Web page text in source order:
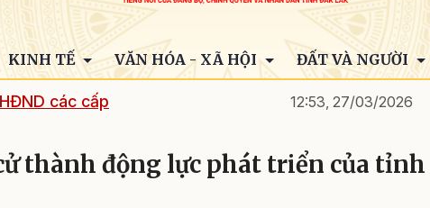
KINH TẾ VĂN HÓA - XÃ HỘI ĐẤT VÀ NGƯỜI
các cấp 12:53, 27/03/2026
thành động lực phát triển của tỉnh